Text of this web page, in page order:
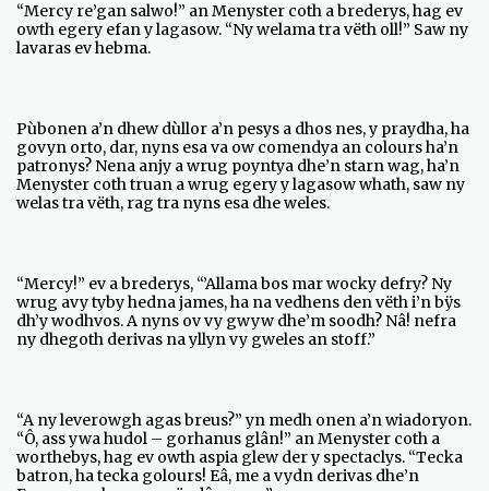
“Mercy re’gan salwo!” an Menyster coth a brederys, hag ev
owth egery efan y lagasow. “Ny welama tra vëth oll!” Saw ny
lavaras ev hebma.
Pùbonen a’n dhew dùllor a’n pesys a dhos nes, y praydha, ha
govyn orto, dar, nyns esa va ow comendya an colours ha’n
patronys? Nena anjy a wrug poyntya dhe’n starn wag, ha’n
Menyster coth truan a wrug egery y lagasow whath, saw ny
welas tra vëth, rag tra nyns esa dhe weles.
“Mercy!” ev a brederys, “’Allama bos mar wocky defry? Ny
wrug avy tyby hedna james, ha na vedhens den vëth i’n bÿs
dh’y wodhvos. A nyns ov vy gwyw dhe’m soodh? Nâ! nefra
ny dhegoth derivas na yllyn vy gweles an stoff.”
“A ny leverowgh agas breus?” yn medh onen a’n wiadoryon.
“Ô, ass ywa hudol – gorhanus glân!” an Menyster coth a
worthebys, hag ev owth aspia glew der y spectaclys. “Tecka
batron, ha tecka golours! Eâ, me a vydn derivas dhe’n